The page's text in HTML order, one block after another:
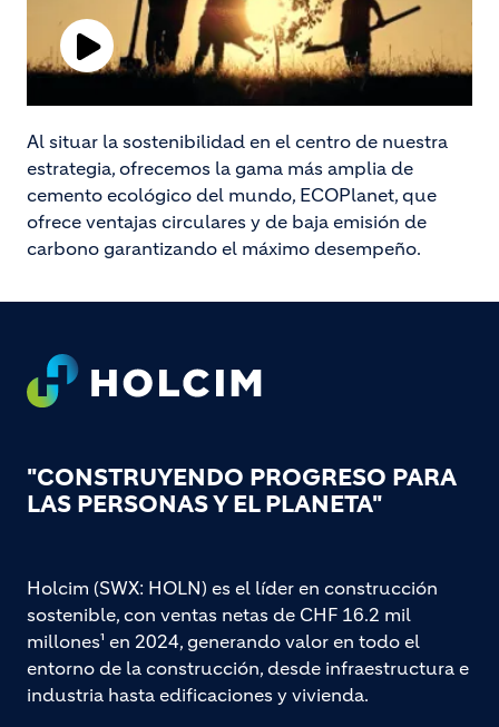
Play
Al situar la sostenibilidad en el centro de nuestra
estrategia, ofrecemos la gama más amplia de
cemento ecológico del mundo, ECOPlanet, que
ofrece ventajas circulares y de baja emisión de
carbono garantizando el máximo desempeño.
Footer
"CONSTRUYENDO PROGRESO PARA
LAS PERSONAS Y EL PLANETA"
Holcim (SWX: HOLN) es el líder en construcción
sostenible, con ventas netas de CHF 16.2 mil
millones¹ en 2024, generando valor en todo el
entorno de la construcción, desde infraestructura e
industria hasta edificaciones y vivienda.